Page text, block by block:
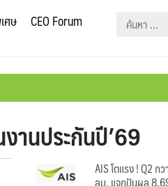
ศษ CEO Forum
ค้นหา
านประกันปี’69
AIS โตแรง ! Q2 ก
ลบ. แจกปันผล